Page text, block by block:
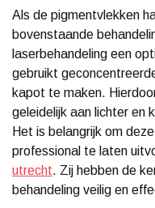
Als de pigmentvlekken
bovenstaande
laserbehandeling een
gebruikt
kapot te maken.
geleidelijk aan lichter en
Het is belangrijk om
professional te laten
utrecht. Zij hebben de
behandeling veilig en